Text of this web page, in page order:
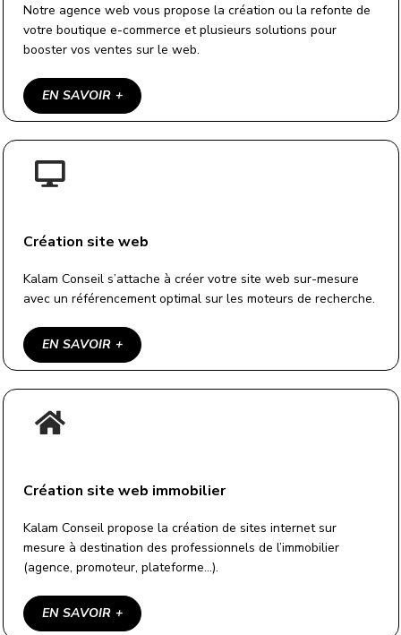
Notre agence web vous propose la création ou la refonte de
votre boutique e-commerce et plusieurs solutions pour
booster vos ventes sur le web.
EN SAVOIR +
Création site web
Kalam Conseil s’attache à créer votre site web sur-mesure
avec un référencement optimal sur les moteurs de recherche.
EN SAVOIR +
Création site web immobilier
Kalam Conseil propose la création de sites internet sur
mesure à destination des professionnels de l’immobilier
(agence, promoteur, plateforme…).
EN SAVOIR +